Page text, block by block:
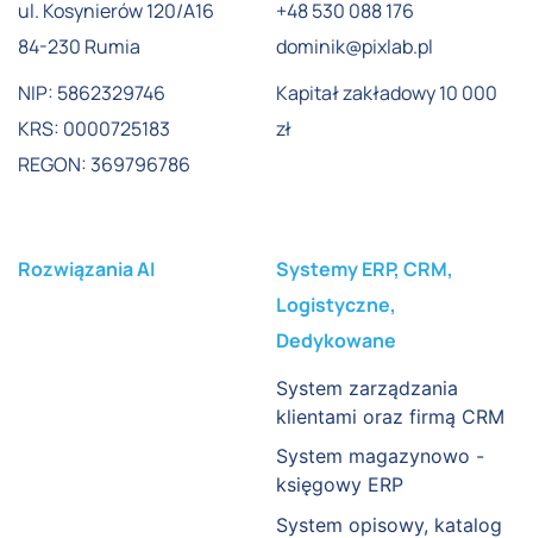
ul. Kosynierów 120/A16
84-230 Rumia
+48 530 088 176
dominik@pixlab.pl
NIP: 5862329746
KRS: 0000725183
REGON: 369796786
Kapitał zakładowy 10 000
zł
Rozwiązania AI
Systemy ERP, CRM,
Logistyczne,
Dedykowane
System zarządzania
klientami oraz firmą CRM
System magazynowo -
księgowy ERP
System opisowy, katalog